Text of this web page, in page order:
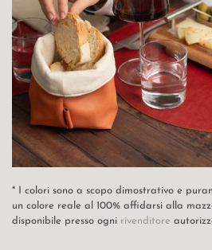
* I colori sono a scopo dimostrativo e
un colore reale al 100% affidarsi alla
disponibile presso ogni rivenditore